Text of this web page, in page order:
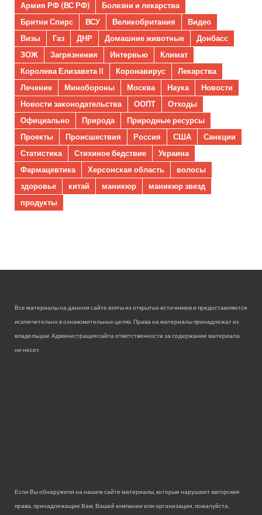
Армия РФ (ВС РФ)
Болезни и лекарства
Бритни Спирс
ВСУ Великобритания
Видео
Визы
Газ ДНР Домашние животные
Донбасс
ЗОЖ
Загрязнения Интервью
Климат
Королева Елизавета II
Коронавирус
Лекарства
Лечение
Минобороны Москва Наука
Новости
Новости законодательства
ООПТ
Отходы
Официально
Природа
Природные ресурсы
Проекты
Происшествия Россия США
Санкции
Статистика
Стихиное бедствие
Украина
Фармацевтика
Херсонская область
волосы
здоровье
китай маникюр
маникюр звезд
продукты
Все материалы на данном сайте взяты из открытых источников и предоставляются
исключительно в ознакомительных целях. Права на материалы принадлежат их
владельцам. Администрация сайта ответственности за содержание материала
не несет.
Если Вы обнаружили на нашем сайте материалы, которые нарушают авторские
права, принадлежащие Вам, Вашей компании или организации, пожалуйста,